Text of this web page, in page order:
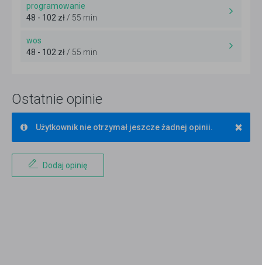
programowanie
48 - 102 zł/ 55 min
wos
48 - 102 zł/ 55 min
Ostatnie opinie
×
Użytkownik nie otrzymał jeszcze żadnej opinii.
Dodaj opinię